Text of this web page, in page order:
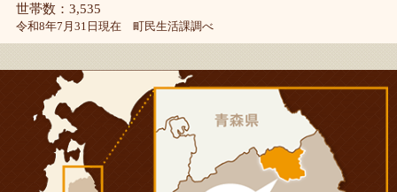
世帯数：3,535
令和8年7月31日現在 町民生活課調べ